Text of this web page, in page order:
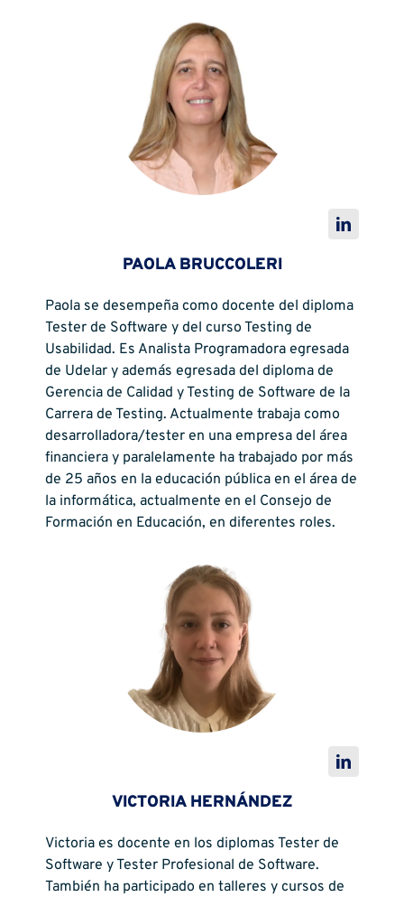
PAOLA BRUCCOLERI
Paola se desempeña como docente del diploma
Tester de Software y del curso Testing de
Usabilidad. Es Analista Programadora egresada
de Udelar y además egresada del diploma de
Gerencia de Calidad y Testing de Software de la
Carrera de Testing. Actualmente trabaja como
desarrolladora/tester en una empresa del área
financiera y paralelamente ha trabajado por más
de 25 años en la educación pública en el área de
la informática, actualmente en el Consejo de
Formación en Educación, en diferentes roles.
VICTORIA HERNÁNDEZ
Victoria es docente en los diplomas Tester de
Software y Tester Profesional de Software.
También ha participado en talleres y cursos de